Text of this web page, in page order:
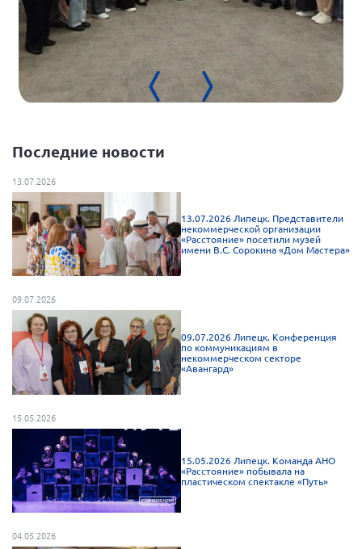
Брянская область
Владимирская область
Волгоградская область
Воронежская область
Кировская область
Краснодарский край
Красноярский край
Липецкая область
Ленинградская область
г. Москва
Московская область
Мурманская область
Новгородская область
Новосибирская область
Омская область
Оренбургская область
Пензенская область
Последние новости
13.07.2026
13.07.2026 Липецк. Представители
некоммерческой организации
«Расстояние» посетили музей
имени В.С. Сорокина «Дом Мастера»
09.07.2026
09.07.2026 Липецк. Конференция
по коммуникациям в
некоммерческом секторе
«Авангард»
15.05.2026
15.05.2026 Липецк. Команда АНО
«Расстояние» побывала на
пластическом спектакле «Путь»
04.05.2026